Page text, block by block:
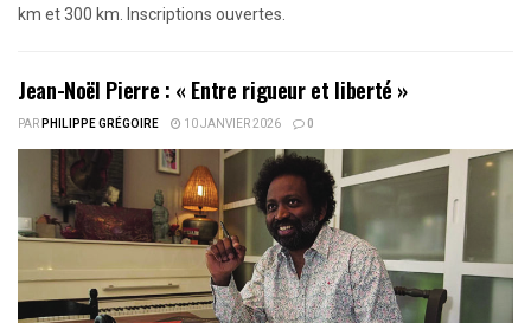
km et 300 km. Inscriptions ouvertes.
Jean-Noël Pierre : « Entre rigueur et liberté »
PARPHILIPPE GRÉGOIRE 10 JANVIER 2026 0